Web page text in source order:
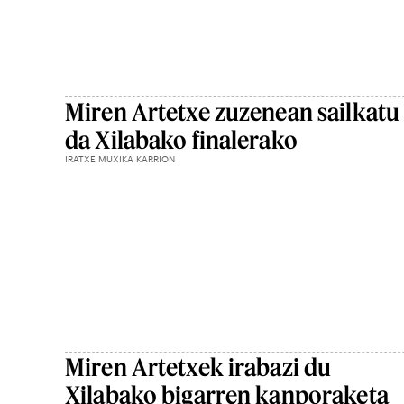
Miren Artetxe zuzenean sailkatu
da Xilabako finalerako
IRATXE MUXIKA KARRION
Miren Artetxek irabazi du
Xilabako bigarren kanporaketa